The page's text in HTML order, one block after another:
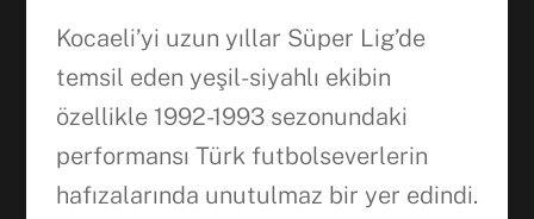
Kocaeli’yi uzun yıllar Süper Lig’de
temsil eden yeşil-siyahlı ekibin
özellikle 1992-1993 sezonundaki
performansı Türk futbolseverlerin
hafızalarında unutulmaz bir yer edindi.